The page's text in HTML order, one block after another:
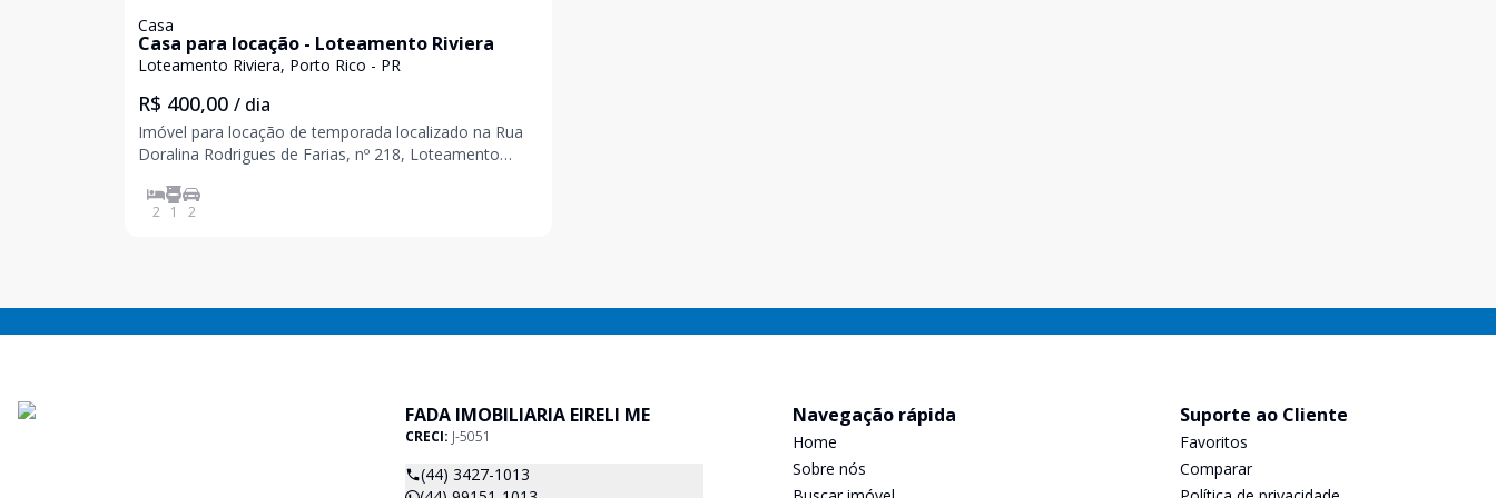
Casa
Casa para locação - Loteamento Riviera
Loteamento Riviera, Porto Rico - PR
R$ 400,00 / dia
Imóvel para locação de temporada localizado na Rua
Doralina Rodrigues de Farias, nº 218, Loteamento
2 1 2
FADA IMOBILIARIA EIRELI ME
CRECI: J-5051
(44) 3427-1013
Navegação rápida
Home
Sobre nós
Suporte ao Cliente
Favoritos
Comparar